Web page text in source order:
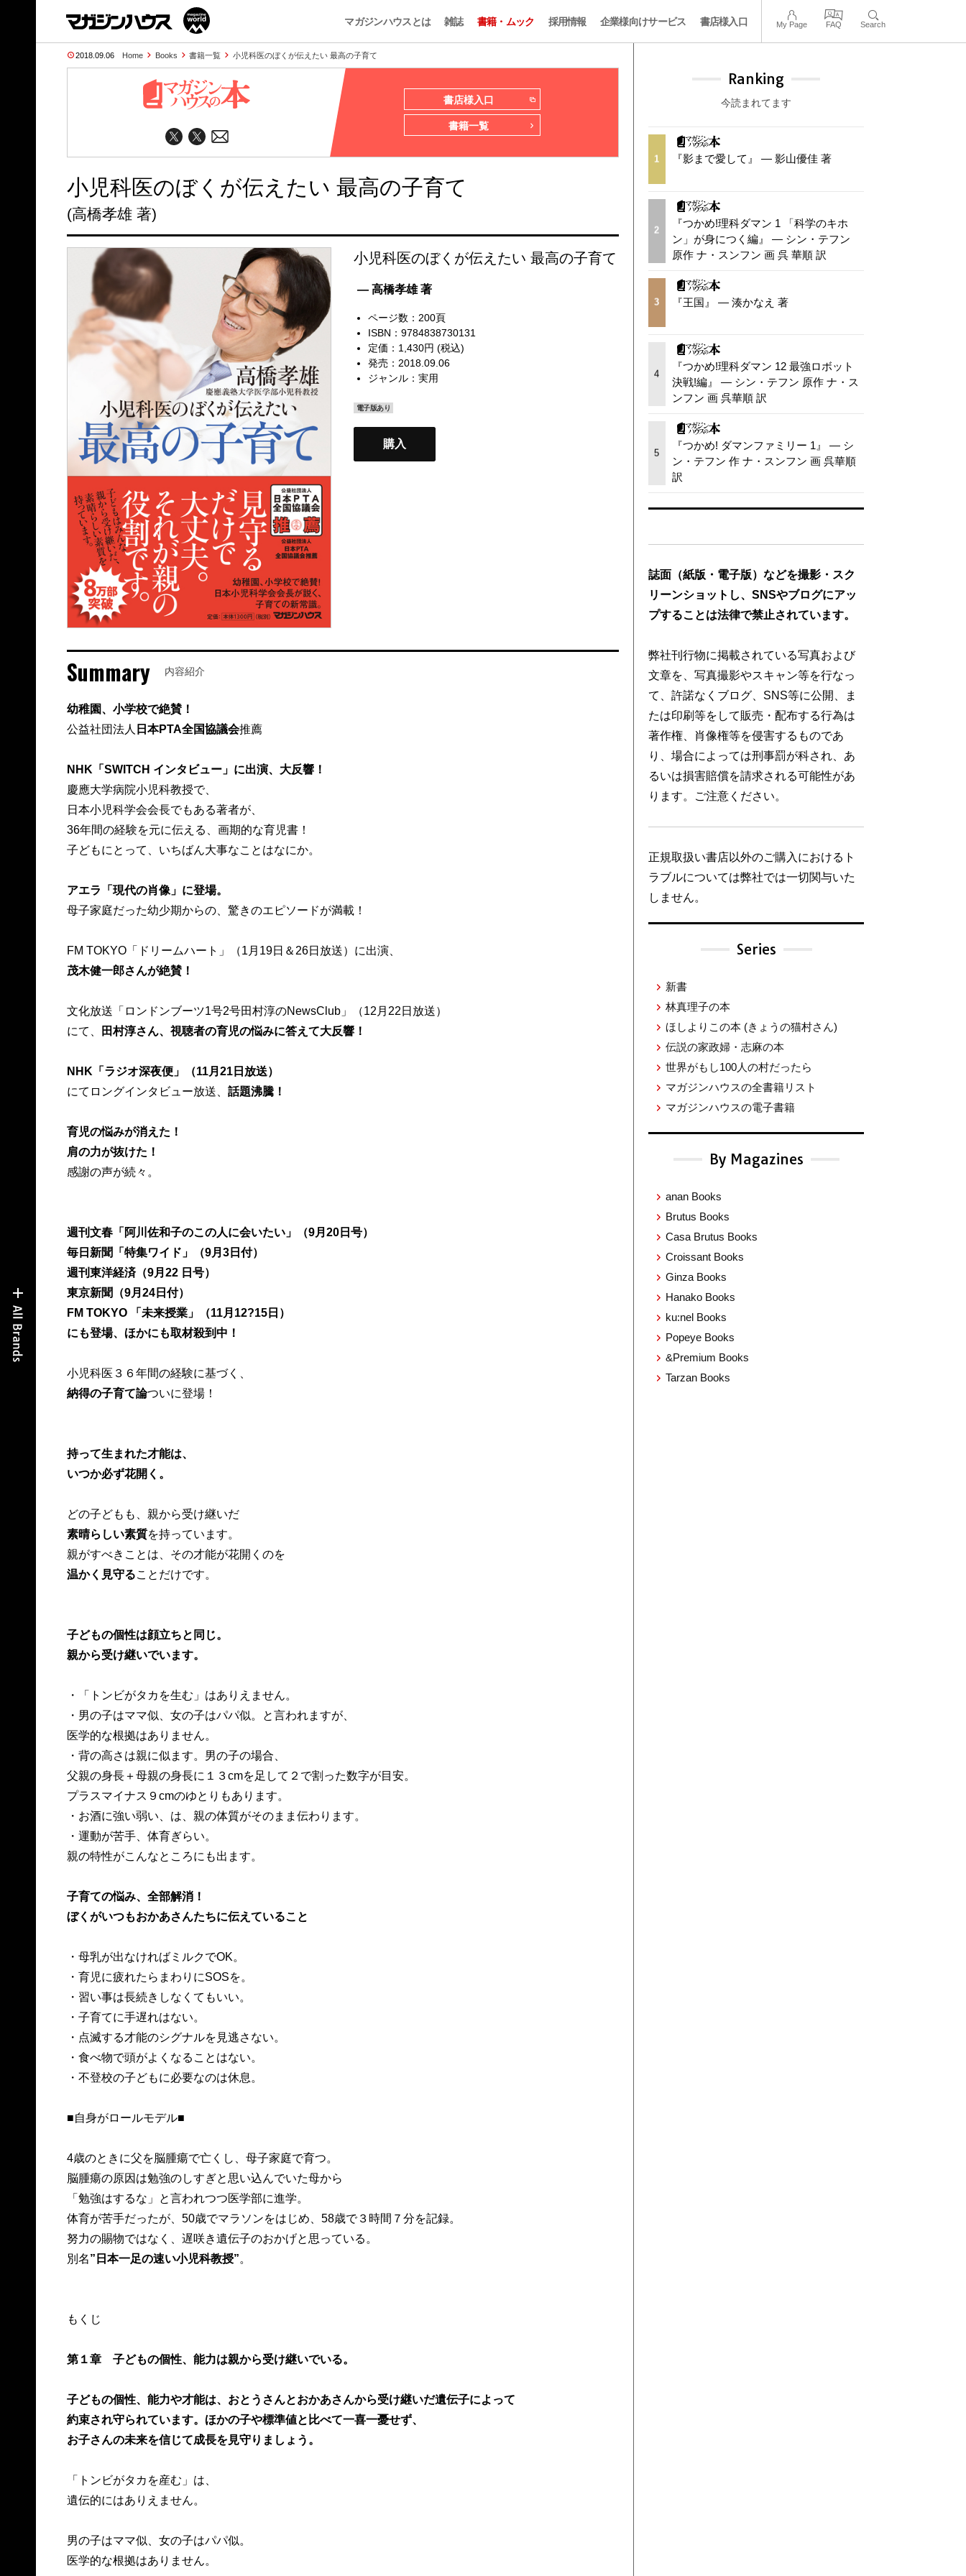
マガジンハウスとは 雑誌 書籍・ムック 採用情報 企業様向けサービス 書店様入口 My Page FAQ Search
2018.09.06 Home Books 書籍一覧 小児科医のぼくが伝えたい 最高の子育て
書店様入口
書籍一覧
小児科医のぼくが伝えたい 最高の子育て
(高橋孝雄 著)
小児科医のぼくが伝えたい 最高の子育て
— 高橋孝雄 著
ページ数：200頁
ISBN：9784838730131
定価：1,430円 (税込)
発売：2018.09.06
ジャンル： 実用
電子版あり
購入
Summary 内容紹介
幼稚園、小学校で絶賛！
公益社団法人 日本PTA全国協議会推薦
NHK「SWITCH インタビュー」に出演、大反響！
慶應大学病院小児科教授で、
日本小児科学会会長でもある著者が、
36年間の経験を元に伝える、画期的な育児書！
子どもにとって、いちばん大事なことはなにか。
アエラ「現代の肖像」に登場。
母子家庭だった幼少期からの、驚きのエピソードが満載！
FM TOKYO「ドリームハート」（1月19日＆26日放送）に出演、
茂木健一郎さんが絶賛！
文化放送「ロンドンブーツ1号2号田村淳のNewsClub」（12月22日放送）
にて、
田村淳さん、視聴者の育児の悩みに答えて大反響！
NHK「ラジオ深夜便」（11月21日放送）
にてロングインタビュー放送、 話題沸騰！
育児の悩みが消えた！
肩の力が抜けた！
感謝の声が続々。
週刊文春「阿川佐和子のこの人に会いたい」（9月20日号）
毎日新聞「特集ワイド」（9月3日付）
週刊東洋経済（9月22 日号）
東京新聞（9月24日付）
FM TOKYO 「未来授業」（11月12?15日）
にも登場、ほかにも取材殺到中！
小児科医３６年間の経験に基づく、
納得の子育て論ついに登場！
持って生まれた才能は、
いつか必ず花開く。
どの子どもも、親から受け継いだ
素晴らしい素質を持っています。
親がすべきことは、その才能が花開くのを
温かく見守ることだけです。
子どもの個性は顔立ちと同じ。
親から受け継いでいます。
・「トンビがタカを生む」はありえません。
・男の子はママ似、女の子はパパ似。と言われますが、
医学的な根拠はありません。
・背の高さは親に似ます。男の子の場合、
父親の身長＋母親の身長に１３cmを足して２で割った数字が目安。
プラスマイナス９cmのゆとりもあります。
・お酒に強い弱い、は、親の体質がそのまま伝わります。
・運動が苦手、体育ぎらい。
親の特性がこんなところにも出ます。
子育ての悩み、全部解消！
ぼくがいつもおかあさんたちに伝えていること
・母乳が出なければミルクでOK。
・育児に疲れたらまわりにSOSを。
・習い事は長続きしなくてもいい。
・子育てに手遅れはない。
・点滅する才能のシグナルを見逃さない。
・食べ物で頭がよくなることはない。
・不登校の子どもに必要なのは休息。
■自身がロールモデル■
4歳のときに父を脳腫瘍で亡くし、母子家庭で育つ。
脳腫瘍の原因は勉強のしすぎと思い込んでいた母から
「勉強はするな」と言われつつ医学部に進学。
体育が苦手だったが、50歳でマラソンをはじめ、58歳で３時間７分を記録。
努力の賜物ではなく、遅咲き遺伝子のおかげと思っている。
別名”日本一足の速い小児科教授”。
もくじ
第１章 子どもの個性、能力は親から受け継いでいる。
子どもの個性、能力や才能は、おとうさんとおかあさんから受け継いだ遺伝子によって
約束され守られています。ほかの子や標準値と比べて一喜一憂せず、
お子さんの未来を信じて成長を見守りましょう。
「トンビがタカを産む」は、
遺伝的にはありえません。
男の子はママ似、女の子はパパ似。
医学的な根拠はありません。
Ranking
今読まれてます
1 『影まで愛して』 — 影山優佳 著
2
『つかめ!理科ダマン 1 「科学のキホ
ン」が身につく編』 — シン・テフン
原作 ナ・スンフン 画 呉 華順 訳
3 『王国』 — 湊かなえ 著
4
『つかめ!理科ダマン 12 最強ロボット
決戦!編』 — シン・テフン 原作 ナ・ス
ンフン 画 呉華順 訳
5
『つかめ! ダマンファミリー 1』 — シ
ン・テフン 作 ナ・スンフン 画 呉華順
訳
誌面（紙版・電子版）などを撮影・スク
リーンショットし、SNSやブログにアッ
プすることは法律で禁止されています。
弊社刊行物に掲載されている写真および
文章を、写真撮影やスキャン等を行なっ
て、許諾なくブログ、SNS等に公開、ま
たは印刷等をして販売・配布する行為は
著作権、肖像権等を侵害するものであ
り、場合によっては刑事罰が科され、あ
るいは損害賠償を請求される可能性があ
ります。ご注意ください。
正規取扱い書店以外のご購入におけるト
ラブルについては弊社では一切関与いた
しません。
Series
新書
林真理子の本
ほしよりこの本 (きょうの猫村さん)
伝説の家政婦・志麻の本
世界がもし100人の村だったら
マガジンハウスの全書籍リスト
マガジンハウスの電子書籍
By Magazines
anan Books
Brutus Books
Casa Brutus Books
Croissant Books
Ginza Books
Hanako Books
ku:nel Books
Popeye Books
&Premium Books
Tarzan Books